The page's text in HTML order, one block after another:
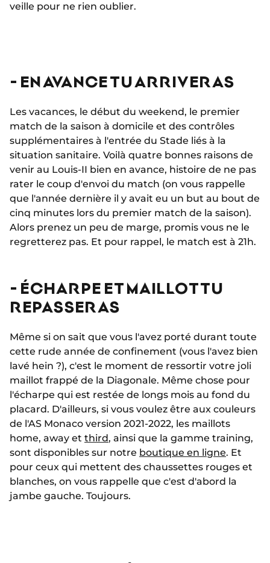
veille pour ne rien oublier.
- EN AVANCE TU ARRIVERAS
Les vacances, le début du weekend, le premier
match de la saison à domicile et des contrôles
supplémentaires à l'entrée du Stade liés à la
situation sanitaire. Voilà quatre bonnes raisons de
venir au Louis-II bien en avance, histoire de ne pas
rater le coup d'envoi du match (on vous rappelle
que l'année dernière il y avait eu un but au bout de
cinq minutes lors du premier match de la saison).
Alors prenez un peu de marge, promis vous ne le
regretterez pas. Et pour rappel, le match est à 21h.
- ÉCHARPE ET MAILLOT TU
REPASSERAS
Même si on sait que vous l'avez porté durant toute
cette rude année de confinement (vous l'avez bien
lavé hein ?), c'est le moment de ressortir votre joli
maillot frappé de la Diagonale. Même chose pour
l'écharpe qui est restée de longs mois au fond du
placard. D'ailleurs, si vous voulez être aux couleurs
de l'AS Monaco version 2021-2022, les maillots
home, away et third, ainsi que la gamme training,
sont disponibles sur notre boutique en ligne. Et
pour ceux qui mettent des chaussettes rouges et
blanches, on vous rappelle que c'est d'abord la
jambe gauche. Toujours.